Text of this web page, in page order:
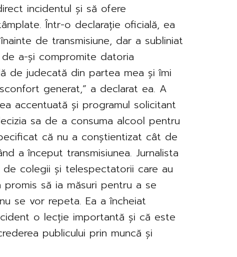
incidentul și să ofere
Într-o declarație oficială, ea
de transmisiune, dar a subliniat
a-și compromite datoria
de judecată din partea mea și îmi
generat,” a declarat ea. A
accentuată și programul solicitant
sa de a consuma alcool pentru
că nu a conștientizat cât de
a început transmisiunea. Jurnalista
colegii și telespectatorii care au
să ia măsuri pentru a se
se vor repeta. Ea a încheiat
o lecție importantă și că este
publicului prin muncă și